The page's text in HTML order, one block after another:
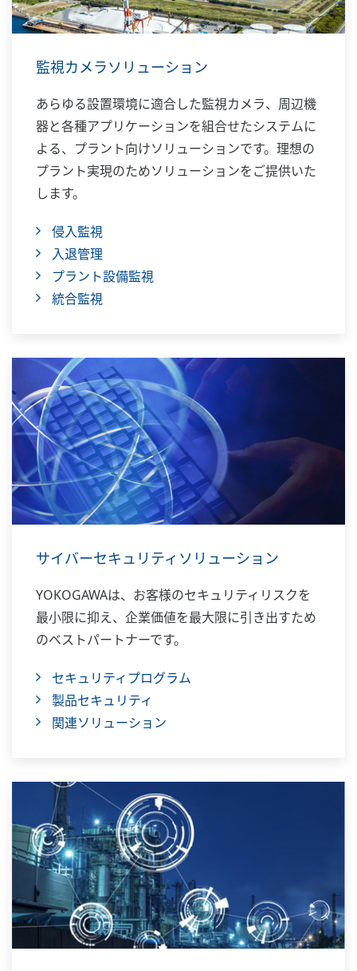
監視カメラソリューション
あらゆる設置環境に適合した監視カメラ、周辺機
器と各種アプリケーションを組合せたシステムに
よる、プラント向けソリューションです。理想の
プラント実現のためソリューションをご提供いた
します。
侵入監視
入退管理
プラント設備監視
統合監視
サイバーセキュリティソリューション
YOKOGAWAは、お客様のセキュリティリスクを
最小限に抑え、企業価値を最大限に引き出すため
のベストパートナーです。
セキュリティプログラム
製品セキュリティ
関連ソリューション